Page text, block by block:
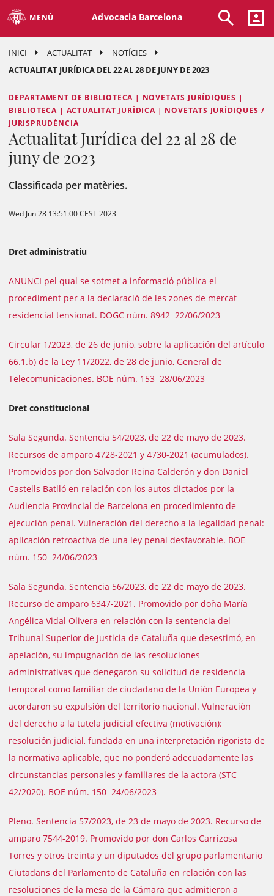
MENÚ Advocacia Barcelona
INICI ACTUALITAT
NOTÍCIES
ACTUALITAT JURÍDICA DEL 22 AL 28 DE JUNY DE 2023
DEPARTAMENT DE BIBLIOTECA | NOVETATS JURÍDIQUES |
BIBLIOTECA | ACTUALITAT JURÍDICA | NOVETATS JURÍDIQUES /
JURISPRUDÈNCIA
Actualitat Jurídica del 22 al 28 de
juny de 2023
Classificada per matèries.
Wed Jun 28 13:51:00 CEST 2023
Dret administratiu
ANUNCI pel qual se sotmet a informació pública el
procediment per a la declaració de les zones de mercat
residencial tensionat. DOGC núm. 8942 22/06/2023
Circular 1/2023, de 26 de junio, sobre la aplicación del artículo
66.1.b) de la Ley 11/2022, de 28 de junio, General de
Telecomunicaciones. BOE núm. 153 28/06/2023
Dret constitucional
Sala Segunda. Sentencia 54/2023, de 22 de mayo de 2023.
Recursos de amparo 4728-2021 y 4730-2021 (acumulados).
Promovidos por don Salvador Reina Calderón y don Daniel
Castells Batlló en relación con los autos dictados por la
Audiencia Provincial de Barcelona en procedimiento de
ejecución penal. Vulneración del derecho a la legalidad penal:
aplicación retroactiva de una ley penal desfavorable. BOE
núm. 150 24/06/2023
Sala Segunda. Sentencia 56/2023, de 22 de mayo de 2023.
Recurso de amparo 6347-2021. Promovido por doña María
Angélica Vidal Olivera en relación con la sentencia del
Tribunal Superior de Justicia de Cataluña que desestimó, en
apelación, su impugnación de las resoluciones
administrativas que denegaron su solicitud de residencia
temporal como familiar de ciudadano de la Unión Europea y
acordaron su expulsión del territorio nacional. Vulneración
del derecho a la tutela judicial efectiva (motivación):
resolución judicial, fundada en una interpretación rigorista de
la normativa aplicable, que no ponderó adecuadamente las
circunstancias personales y familiares de la actora (STC
42/2020). BOE núm. 150 24/06/2023
Pleno. Sentencia 57/2023, de 23 de mayo de 2023. Recurso de
amparo 7544-2019. Promovido por don Carlos Carrizosa
Torres y otros treinta y un diputados del grupo parlamentario
Ciutadans del Parlamento de Cataluña en relación con las
resoluciones de la mesa de la Cámara que admitieron a